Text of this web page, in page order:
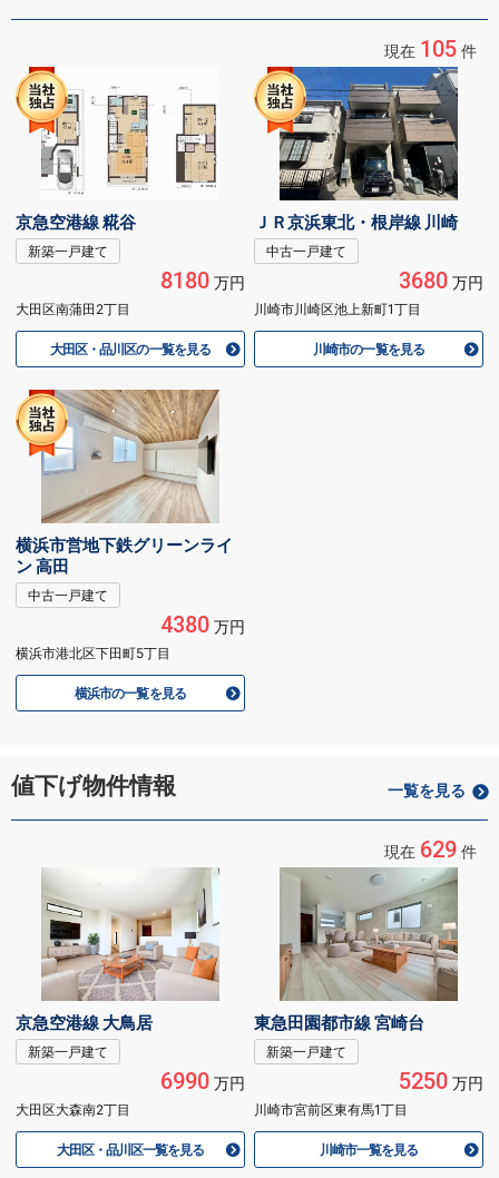
現在 105 件
京急空港線 糀谷
新築一戸建て
8180万円
大田区南蒲田2丁目
大田区・品川区の一覧を見る
ＪＲ京浜東北・根岸線 川崎
中古一戸建て
3680万円
川崎市川崎区池上新町1丁目
川崎市の一覧を見る
横浜市営地下鉄グリーンライ
ン 高田
中古一戸建て
4380万円
横浜市港北区下田町5丁目
横浜市の一覧を見る
値下げ物件情報 一覧を見る
現在 629 件
京急空港線 大鳥居
新築一戸建て
6990万円
大田区大森南2丁目
大田区・品川区一覧を見る
東急田園都市線 宮崎台
新築一戸建て
5250万円
川崎市宮前区東有馬1丁目
川崎市一覧を見る